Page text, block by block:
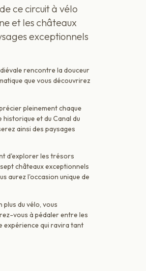
ce circuit à vélo
et les châteaux
exceptionnels
rencontre la douceur
que vous découvrirez
pleinement chaque
et du Canal du
ainsi des paysages
d'explorer les trésors
châteaux exceptionnels
aurez l'occasion unique de
du vélo, vous
vous à pédaler entre les
expérience qui ravira tant